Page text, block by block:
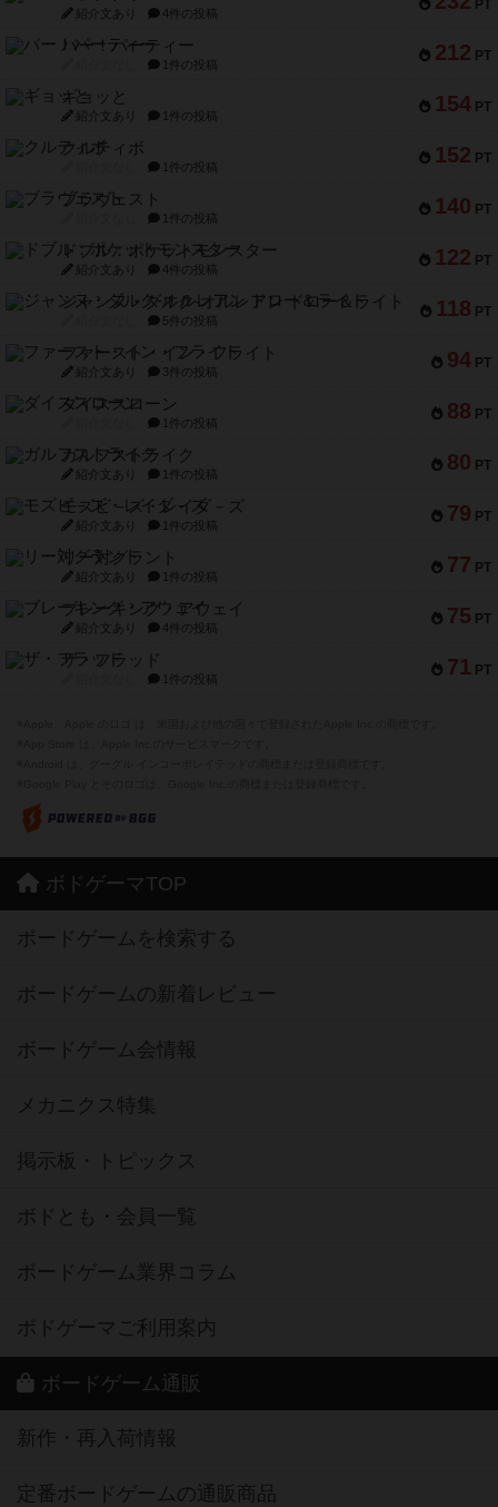
PT
紹介文あり 4件の投稿
212 PT
バー！パーティー
1件の投稿
154 PT
ギョッと
紹介文あり 1件の投稿
152 PT
クルティボ
1件の投稿
140 PT
ブラヴェスト
1件の投稿
122 PT
ドブル：ポケットモンスター
紹介文あり 4件の投稿
118 PT
ジャンヌ・ダルク-オルレアン ドロー＆ライト
5件の投稿
94 PT
ファースト・イン・フライト
紹介文あり 3件の投稿
88 PT
ダイススローン
1件の投稿
80 PT
ガルフストライク
紹介文あり 1件の投稿
79 PT
モズビ－ズ・レイダ－ズ
紹介文あり 1件の投稿
77 PT
リー対グラント
紹介文あり 1件の投稿
75 PT
ブレーキング・アウェイ
紹介文あり 4件の投稿
71 PT
ザ・フラッド
1件の投稿
ボドゲーマTOP
ボードゲームを検索する
ボードゲームの新着レビュー
ボードゲーム会情報
メカニクス特集
掲示板・トピックス
ボドとも・会員一覧
ボードゲーム業界コラム
ボドゲーマご利用案内
ボードゲーム通販
新作・再入荷情報
定番ボードゲームの通販商品